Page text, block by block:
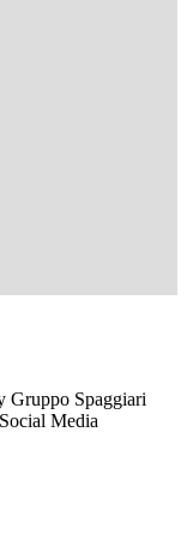
Gruppo Spaggiari
Media